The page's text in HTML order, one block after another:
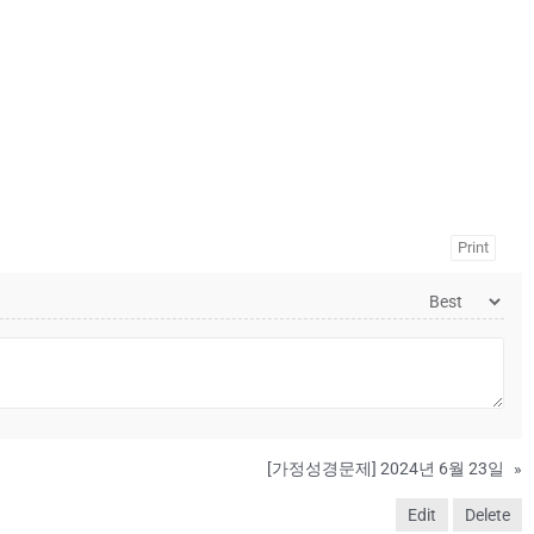
Print
[가정성경문제] 2024년 6월 23일 »
Edit Delete